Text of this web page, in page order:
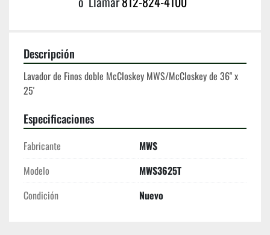
Descripción
Lavador de Finos doble McCloskey MWS/McCloskey de 36" x
25'
Especificaciones
Fabricante
MWS
Modelo
MWS3625T
Condición
Nuevo